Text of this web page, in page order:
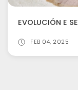
EVOLUCIÓN E
FEB 04, 2025